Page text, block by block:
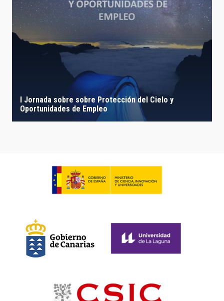
I Jornada sobre sobre Protección del Cielo y
Oportunidades de Empleo